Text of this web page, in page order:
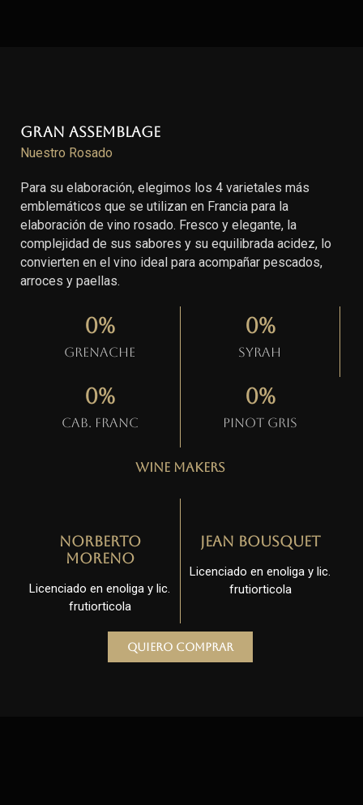
Gran Assemblage
Nuestro Rosado
Para su elaboración, elegimos los 4 varietales más
emblemáticos que se utilizan en Francia para la
elaboración de vino rosado. Fresco y elegante, la
complejidad de sus sabores y su equilibrada acidez, lo
convierten en el vino ideal para acompañar pescados,
arroces y paellas.
Grenache
0%
Syrah
0%
Cab. Franc
0%
Pinot gris
0%
Wine Makers
Norberto
Moreno
Licenciado en enoliga y lic.
frutiorticola
Jean Bousquet
Licenciado en enoliga y lic.
frutiorticola
Quiero comprar